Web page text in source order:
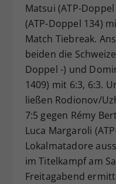
Matsui (ATP-
(ATP-Doppel 134)
Match Tiebreak.
beiden die
Doppel -) und
1409) mit 6:3, 6:3.
ließen Rodionov/
7:5 gegen Rémy
Luca Margaroli
Lokalmatadore
im Titelkampf am
Freitagabend